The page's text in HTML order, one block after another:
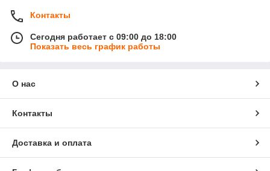
Контакты
Сегодня работает с 09:00 до 18:00
Показать весь график работы
О нас
Контакты
Доставка и оплата